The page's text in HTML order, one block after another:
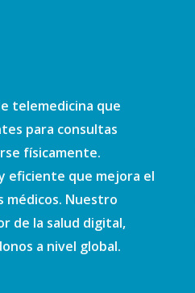
telemedicina que
para consultas
físicamente.
eficiente que mejora el
médicos. Nuestro
de la salud digital,
a nivel global.